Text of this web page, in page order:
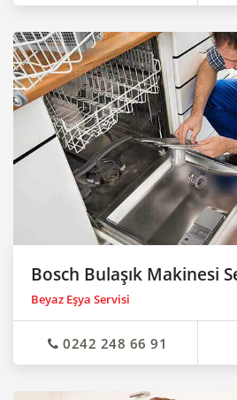
Bosch Bulaşık Makinesi
Beyaz Eşya Servisi
0242 248 66 91